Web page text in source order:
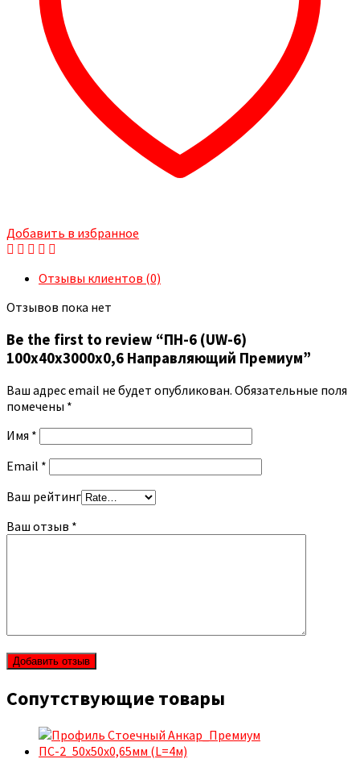
Добавить в избранное
Отзывы клиентов (0)
Отзывов пока нет
Be the first to review “ПН-6 (UW-6)
100x40x3000х0,6 Направляющий Премиум”
Ваш адрес email не будет опубликован. Обязательные поля
помечены *
Имя *
Email *
Ваш рейтинг
Ваш отзыв *
Сопутствующие товары